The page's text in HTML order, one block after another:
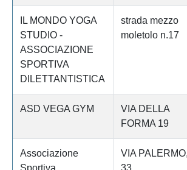
IL MONDO YOGA
STUDIO -
ASSOCIAZIONE
SPORTIVA
DILETTANTISTICA
strada mezzo
moletolo n.17
ASD VEGA GYM
VIA DELLA
FORMA 19
Associazione
Sportiva
VIA PALERMO,
33